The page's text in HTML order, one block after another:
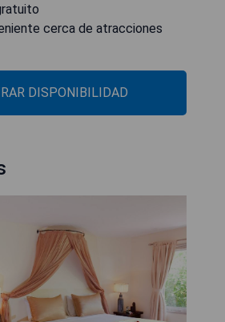
cerca de atracciones
DISPONIBILIDAD